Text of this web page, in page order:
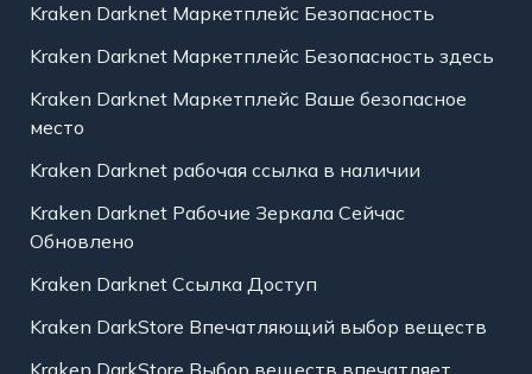
Kraken Darknet Маркетплейс Безопасность
Kraken Darknet Маркетплейс Безопасность здесь
Kraken Darknet Маркетплейс Ваше безопасное
место
Kraken Darknet рабочая ссылка в наличии
Kraken Darknet Рабочие Зеркала Сейчас
Обновлено
Kraken Darknet Ссылка Доступ
Kraken DarkStore Впечатляющий выбор веществ